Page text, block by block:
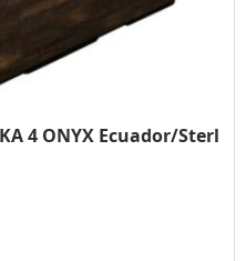
4 ONYX Ecuador/Sterl